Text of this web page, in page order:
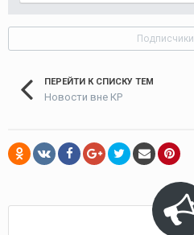
Подписчики
ПЕРЕЙТИ К СПИСКУ ТЕМ
Новости вне КР